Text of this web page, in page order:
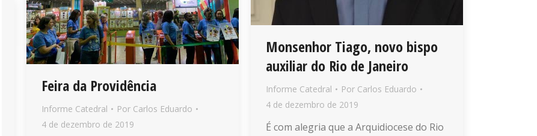
Monsenhor Tiago, novo bispo
auxiliar do Rio de Janeiro
Informe Catedral Por Carlos Eduardo
4 de dezembro de 2019
É com alegria que a Arquidiocese do Rio
Feira da Providência
Informe Catedral Por Carlos Eduardo
4 de dezembro de 2019